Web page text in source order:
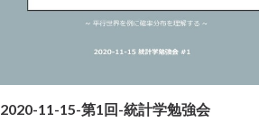
2020-11-15-第1回-統計学勉強会